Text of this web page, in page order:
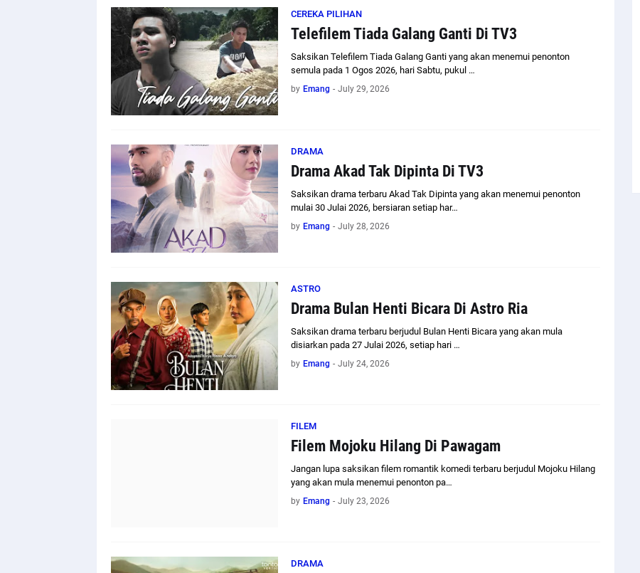
CEREKA PILIHAN
Telefilem Tiada Galang Ganti Di TV3
Saksikan Telefilem Tiada Galang Ganti yang akan menemui penonton
semula pada 1 Ogos 2026, hari Sabtu, pukul …
by Emang - July 29, 2026
DRAMA
Drama Akad Tak Dipinta Di TV3
Saksikan drama terbaru Akad Tak Dipinta yang akan menemui penonton
mulai 30 Julai 2026, bersiaran setiap har…
by Emang - July 28, 2026
ASTRO
Drama Bulan Henti Bicara Di Astro Ria
Saksikan drama terbaru berjudul Bulan Henti Bicara yang akan mula
disiarkan pada 27 Julai 2026, setiap hari …
by Emang - July 24, 2026
FILEM
Filem Mojoku Hilang Di Pawagam
Jangan lupa saksikan filem romantik komedi terbaru berjudul Mojoku Hilang
yang akan mula menemui penonton pa…
by Emang - July 23, 2026
DRAMA